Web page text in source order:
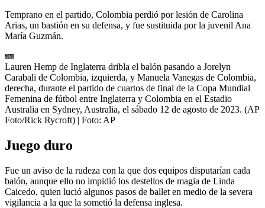
Temprano en el partido, Colombia perdió por lesión de Carolina
Arias, un bastión en su defensa, y fue sustituida por la juvenil Ana
María Guzmán.
Lauren Hemp de Inglaterra dribla el balón pasando a Jorelyn
Carabali de Colombia, izquierda, y Manuela Vanegas de Colombia,
derecha, durante el partido de cuartos de final de la Copa Mundial
Femenina de fútbol entre Inglaterra y Colombia en el Estadio
Australia en Sydney, Australia, el sábado 12 de agosto de 2023. (AP
Foto/Rick Rycroft) | Foto: AP
Juego duro
Fue un aviso de la rudeza con la que dos equipos disputarían cada
balón, aunque ello no impidió los destellos de magia de Linda
Caicedo, quien lució algunos pasos de ballet en medio de la severa
vigilancia a la que la sometió la defensa inglesa.